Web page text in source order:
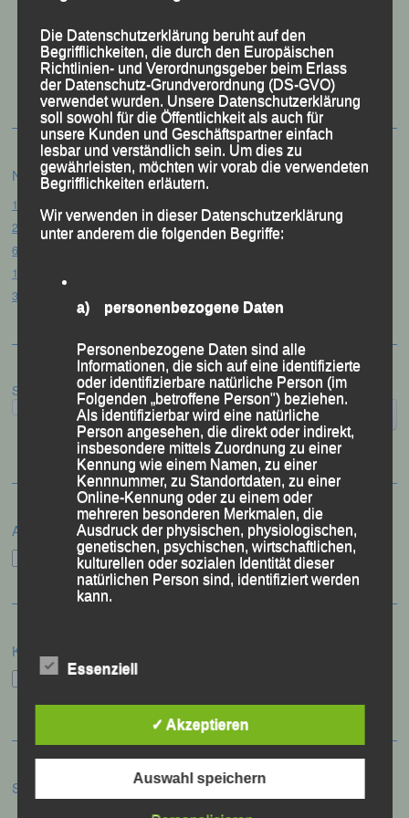
50 Jahre LG Passau
Festzschrift
Neueste Beiträge
15. Pörndorfer Sommernachtslauf – Pörndorf, 01.08.2026
20. Goldener Steig-Lauf – Stozec/Tusset, 01.08.2026
61. Bergsportfest – Ortenburg, 26.07.2026
12. Loser Berglauf – Altaussee/Österreich, 25.07.2026
32. Sommerbiathlon – Passau, 18.07.2026
Suchen
Archiv
Archiv
Kategorien
Kategorien
Schlagwörter
Die Datenschutzerklärung beruht auf den
Begrifflichkeiten, die durch den Europäischen
Richtlinien- und Verordnungsgeber beim Erlass
der Datenschutz-Grundverordnung (DS-GVO)
verwendet wurden. Unsere Datenschutzerklärung
soll sowohl für die Öffentlichkeit als auch für
unsere Kunden und Geschäftspartner einfach
lesbar und verständlich sein. Um dies zu
gewährleisten, möchten wir vorab die verwendeten
Begrifflichkeiten erläutern.
Wir verwenden in dieser Datenschutzerklärung
unter anderem die folgenden Begriffe:
a) personenbezogene Daten
Personenbezogene Daten sind alle
Informationen, die sich auf eine identifizierte
oder identifizierbare natürliche Person (im
Folgenden „betroffene Person") beziehen.
Als identifizierbar wird eine natürliche
Person angesehen, die direkt oder indirekt,
insbesondere mittels Zuordnung zu einer
Kennung wie einem Namen, zu einer
Kennnummer, zu Standortdaten, zu einer
Online-Kennung oder zu einem oder
mehreren besonderen Merkmalen, die
Ausdruck der physischen, physiologischen,
genetischen, psychischen, wirtschaftlichen,
kulturellen oder sozialen Identität dieser
natürlichen Person sind, identifiziert werden
kann.
personenbezogene Daten von dem für die
Verarbeitung Verantwortlichen verarbeitet
werden.
Essenziell
✓ Akzeptieren
Auswahl speichern